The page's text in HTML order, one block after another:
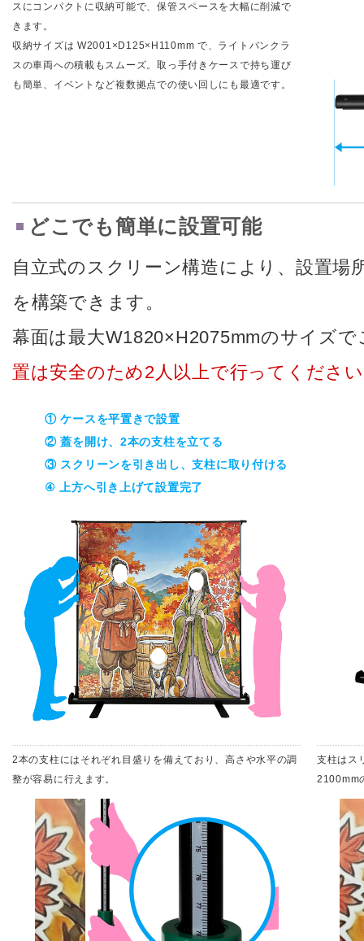
スにコンパクトに収納可能で、保管スペースを大幅に削減で
きます。
収納サイズは W2001×D125×H110mm で、ライトバンクラ
スの車両への積載もスムーズ。取っ手付きケースで持ち運び
も簡単、イベントなど複数拠点での使い回しにも最適です。
どこでも簡単に設置可能
自立式のスクリーン構造により、設置場
を構築できます。
幕面は最大W1820×H2075mmのサイズ
置は安全のため2人以上で行ってくださ
① ケースを平置きで設置
② 蓋を開け、2本の支柱を立てる
③ スクリーンを引き出し、支柱に取り付ける
④ 上方へ引き上げて設置完了
2本の支柱にはそれぞれ目盛りを備えており、高さや水平の調
整が容易に行えます。
支柱はス
2100mm